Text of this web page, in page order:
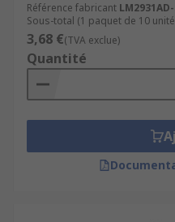
Référence fabricant
Sous-total (1 paquet de 10
3,68 €(TVA exclue)
Quantité